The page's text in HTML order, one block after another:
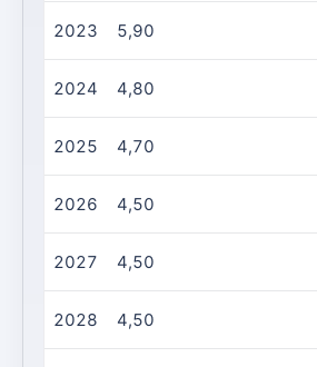
2023 5,90
2024 4,80
2025 4,70
2026 4,50
2027 4,50
2028 4,50